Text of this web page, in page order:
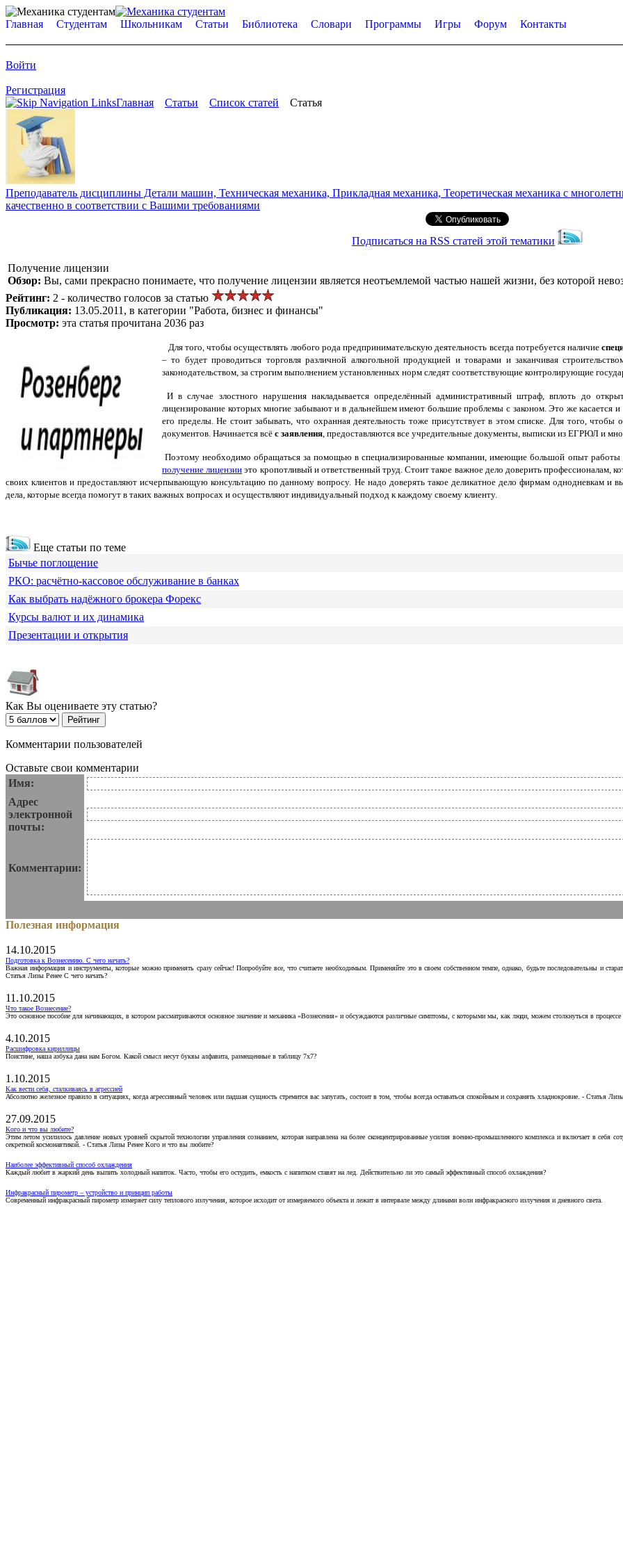
Главная Студентам Школьникам Статьи Библиотека Словари Программы Игры Форум Контакты
Войти
Регистрация
Главная
Статьи Список статей Статья
Преподаватель дисциплины Детали машин, Техническая механика, Прикладная механика, Теоретическая механика с
качественно в соответствии с Вашими требованиями
Подписаться на RSS статей этой тематики
Получение лицензии
Обзор: Вы, сами прекрасно понимаете, что получение лицензии является неотъемлемой частью нашей жизни, без которой
Рейтинг: 2 - количество голосов за статью
Публикация: 13.05.2011, в категории "Работа, бизнес и финансы"
Просмотр: эта статья прочитана 2036 раз
Для того, чтобы осуществлять любого рода предпринимательскую деятельность всегда потребуется наличие
– то будет проводиться торговля различной алкогольной продукцией и товарами и заканчивая
законодательством, за строгим выполнением установленных норм следят соответствующие контролирующие
И в случае злостного нарушения накладывается определённый административный штраф, вплоть до
лицензирование которых многие забывают и в дальнейшем имеют большие проблемы с законом. Это же касается и
его пределы. Не стоит забывать, что охранная деятельность тоже присутствует в этом списке. Для того, чтобы
документов. Начинается всё с заявления , предоставляются все учредительные документы, выписки из ЕГРЮЛ и
Поэтому необходимо обращаться за помощью в специализированные компании, имеющие большой опыт
получение лицензии это кропотливый и ответственный труд.Стоит такое важное дело доверить профессионалам,
своих клиентов и предоставляют исчерпывающую консультацию по данному вопросу. Не надо доверять такое деликатное дело фирмам однодневкам и
дела, которые всегда помогут в таких важных вопросах и осуществляют индивидуальный подход к каждому своему клиенту.
Еще статьи по теме
Бычье поглощение
РКО: расчётно-кассовое обслуживание в банках
Как выбрать надёжного брокера Форекс
Курсы валют и их динамика
Презентации и открытия
Как Вы оцениваете эту статью?
Комментарии пользователей
Оставьте свои комментарии
Имя:
Адрес
электронной
почты:
Комментарии:
Полезная информация
14.10.2015
Подготовка к Вознесению. С чего начать?
Важная информация и инструменты, которые можно применять сразу сейчас! Попробуйте все, что считаете необходимым. Применяйте это в своем собственном темпе, однако, будьте последовательны и
Статья Лизы Ренее С чего начать?
11.10.2015
Что такое Вознесение?
Это основное пособие для начинающих, в котором рассматриваются основное значение и механика «Вознесения» и обсуждаются различные симптомы, с которыми мы, как люди, можем столкнуться в
4.10.2015
Расшифровка кириллицы
Поистине, наша азбука дана нам Богом. Какой смысл несут буквы алфавита, размещенные в таблицу 7х7?
1.10.2015
Как вести себя, сталкиваясь в агрессией
Абсолютно железное правило в ситуациях, когда агрессивный человек или падшая сущность стремится вас запугать, состоит в том, чтобы всегда оставаться спокойным и сохранять хладнокровие. - Статья
27.09.2015
Кого и что вы любите?
Этим летом усилилось давление новых уровней скрытой технологии управления сознанием, которая направлена на более сконцентрированные усилия военно-промышленного комплекса и включает в себя
секретной космонавтикой. - Статья Лизы Ренее Кого и что вы любите?
Наиболее эффективный способ охлаждения
Каждый любит в жаркий день выпить холодный напиток. Часто, чтобы его остудить, емкость с напитком ставят на лед. Действительно ли это самый эффективный способ охлаждения?
Инфракрасный пирометр – устройство и принцип работы
Современный инфракрасный пирометр измеряет силу теплового излучения, которое исходит от измеряемого объекта и лежит в интервале между длинами волн инфракрасного излучения и дневного света.